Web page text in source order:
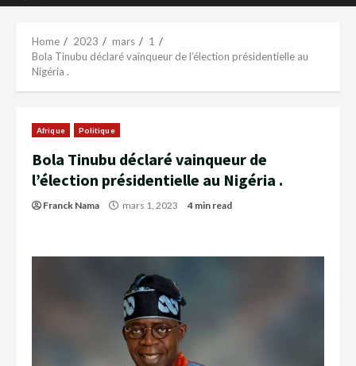
Home 2023 mars
1
Bola Tinubu déclaré vainqueur de l’élection présidentielle au
Nigéria .
Afrique Politique
Bola Tinubu déclaré vainqueur de
l’élection présidentielle au Nigéria .
Franck Nama mars 1, 2023 4 min read